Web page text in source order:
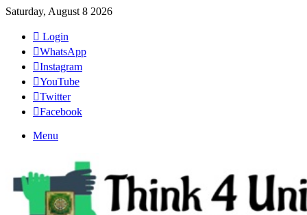
Saturday, August 8 2026
Login
WhatsApp
Instagram
YouTube
Twitter
Facebook
Menu